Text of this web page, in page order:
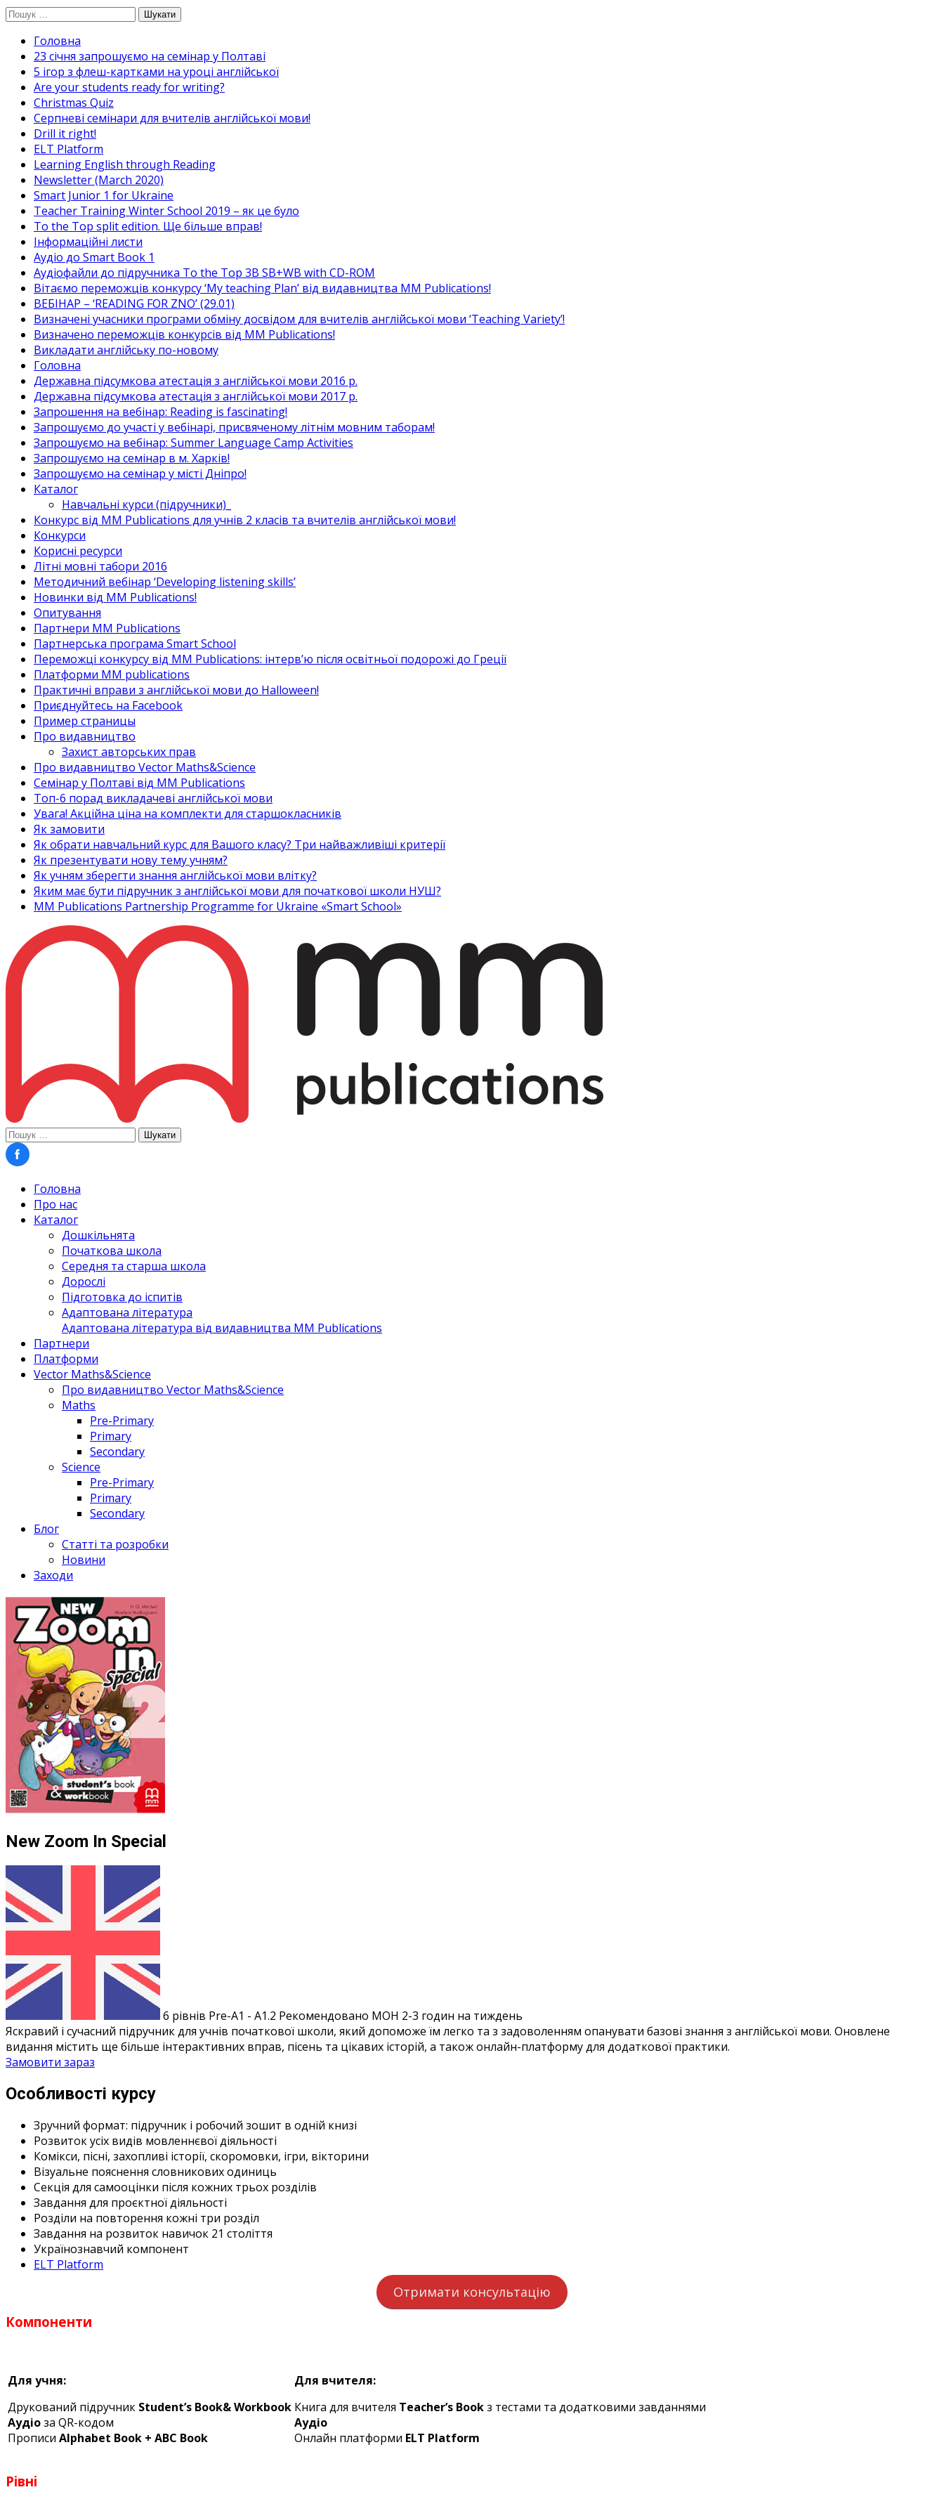
Перейти
вмісту
Пошук:
Головна
23 січня запрошуємо на семінар у Полтаві
5 ігор з флеш-картками на уроці англійської
Are your students ready for writing?
Christmas Quiz
Cерпневі семінари для вчителів англійської мови!
Drill it right!
ELT Platform
Learning English through Reading
Newsletter (March 2020)
Smart Junior 1 for Ukraine
Teacher Training Winter School 2019 – як це було
To the Top split edition. Ще більше вправ!
Інформаційні листи
Аудіо до Smart Book 1
Аудіофайли до підручника To the Top 3B SB+WB with CD-ROM
Вітаємо переможців конкурсу ‘My teaching Plan’ від видавництва MM Publications!
ВЕБІНАР – ‘READING FOR ZNO’ (29.01)
Визначені учасники програми обміну досвідом для вчителів англійської мови ‘Teaching Variety’!
Визначено переможців конкурсів від MM Publications!
Викладати англійську по-новому
Головна
Державна підсумкова атестація з англійської мови 2016 р.
Державна підсумкова атестація з англійської мови 2017 р.
Запрошення на вебінар: Reading is fascinating!
Запрошуємо до участі у вебінарі, присвяченому літнім мовним таборам!
Запрошуємо на вебінар: Summer Language Camp Activities
Запрошуємо на семінар в м. Харків!
Запрошуємо на семінар у місті Дніпро!
Каталог
Навчальні курси (підручники)_
Конкурс від MM Publications для учнів 2 класів та вчителів англійської мови!
Конкурси
Корисні ресурси
Літні мовні табори 2016
Методичний вебінар ‘Developing listening skills’
Новинки від MM Publications!
Опитування
Партнери MM Publications
Партнерська програма Smart School
Переможці конкурсу від MM Publications: інтерв’ю після освітньої подорожі до Греції
Платформи MM publications
Практичні вправи з англійської мови до Halloween!
Приєднуйтесь на Facebook
Пример страницы
Про видавництво
Захист авторських прав
Про видавництво Vector Maths&Science
Семінар у Полтаві від MM Publications
Топ-6 порад викладачеві англійської мови
Увага! Акційна ціна на комплекти для старшокласників
Як замовити
Як обрати навчальний курс для Вашого класу? Три найважливіші критерії
Як презентувати нову тему учням?
Як учням зберегти знання англійської мови влітку?
Яким має бути підручник з англійської мови для початкової школи НУШ?
MM Publications Partnership Programme for Ukraine «Smart School»
Пошук:
Головна
Про нас
Каталог
Дошкільнята
Початкова школа
Середня та старша школа
Дорослі
Підготовка до іспитів
Адаптована література
Адаптована література від видавництва MM Publications
Партнери
Платформи
Vector Maths&Science
Про видавництво Vector Maths&Science
Maths
Pre-Primary
Primary
Secondary
Science
Pre-Primary
Primary
Secondary
Блог
Статті та розробки
Новини
Заходи
New Zoom In Special
6 рівнів Pre-A1 - A1.2 Рекомендовано МОН 2-3 годин на тиждень
Яскравий і сучасний підручник для учнів початкової школи, який допоможе їм легко та з задоволенням опанувати базові знання з англійської мови. Оновлене
видання містить ще більше інтерактивних вправ, пісень та цікавих історій, а також онлайн-платформу для додаткової практики.
Замовити зараз
Особливості курсу
Зручний формат: підручник і робочий зошит в одній книзі
Розвиток усіх видів мовленнєвої діяльності
Комікси, пісні, захопливі історії, скоромовки, ігри, вікторини
Візуальне пояснення словникових одиниць
Секція для самооцінки після кожних трьох розділів
Завдання для проєктної діяльності
Розділи на повторення кожні три розділ
Завдання на розвиток навичок 21 століття
Українознавчий компонент
ELT Platform
Отримати консультацію
Компоненти
Для учня:
Друкований підручник Student’s Book& Workbook
Аудіоза QR-кодом
Прописи Alphabet Book + ABC Book
Для вчителя:
Книга для вчителя Teacher’s Bookз тестами та додатковими завданнями
Аудіо
Онлайн платформи ELT Platform
Рівні